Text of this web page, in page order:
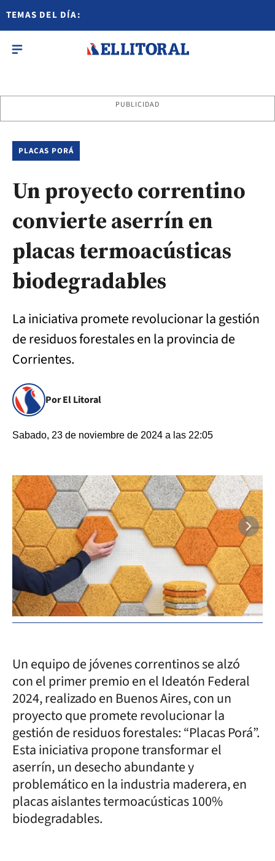
TEMAS DEL DÍA:
PUBLICIDAD
PLACAS PORÁ
Un proyecto correntino
convierte aserrín en
placas termoacústicas
biodegradables
La iniciativa promete revolucionar la gestión
de residuos forestales en la provincia de
Corrientes.
Por El Litoral
Sabado, 23 de noviembre de 2024 a las 22:05
Un equipo de jóvenes correntinos se alzó
con el primer premio en el Ideatón Federal
2024, realizado en Buenos Aires, con un
proyecto que promete revolucionar la
gestión de residuos forestales: “Placas Porá”.
Esta iniciativa propone transformar el
aserrín, un desecho abundante y
problemático en la industria maderera, en
placas aislantes termoacústicas 100%
biodegradables.